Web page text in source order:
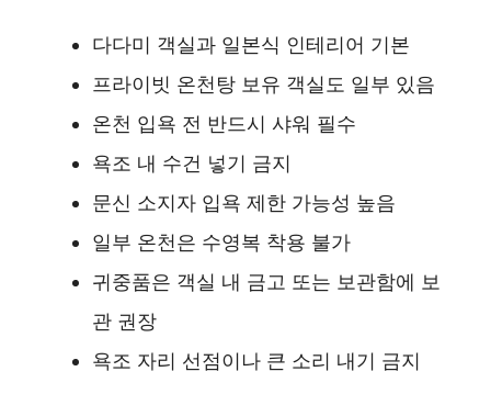
다다미 객실과 일본식 인테리어 기본
프라이빗 온천탕 보유 객실도 일부 있음
온천 입욕 전 반드시 샤워 필수
욕조 내 수건 넣기 금지
문신 소지자 입욕 제한 가능성 높음
일부 온천은 수영복 착용 불가
귀중품은 객실 내 금고 또는 보관함에 보
관 권장
욕조 자리 선점이나 큰 소리 내기 금지